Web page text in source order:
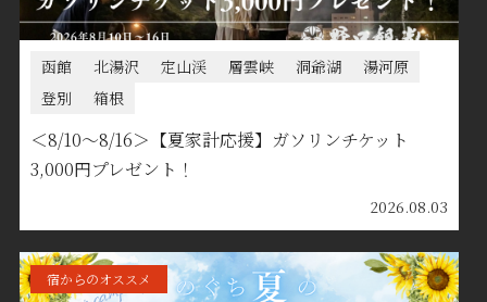
函館 北湯沢 定山渓 層雲峡 洞爺湖
湯河原
登別
箱根
＜8/10～8/16＞【夏家計応援】ガソリンチケット
3,000円プレゼント！
2026.08.03
宿からのオススメ